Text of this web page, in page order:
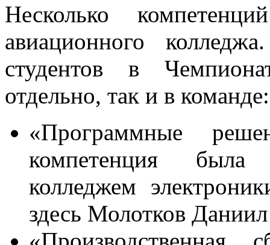
Несколько
авиационного
студентов в
отдельно, так и в команде:
«Программные
компетенция была
колледжем
здесь Молотков